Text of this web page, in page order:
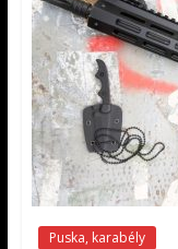
Puska, karabély